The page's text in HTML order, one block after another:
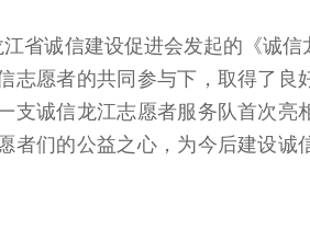
省诚信建设促进会发起的《诚
志愿者的共同参与下，取得了
支诚信龙江志愿者服务队首次亮
者们的公益之心，为今后建设